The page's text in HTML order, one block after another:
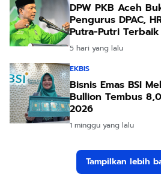
DPW PKB Aceh
Pengurus DPAC,
Putra-Putri
5 hari yang lalu
EKBIS
Bisnis Emas BSI
Bullion Tembus
2026
1 minggu yang lalu
Tampilkan lebih